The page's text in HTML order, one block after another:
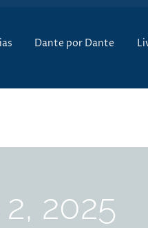
conteúdoDante por Dante
2, 2025